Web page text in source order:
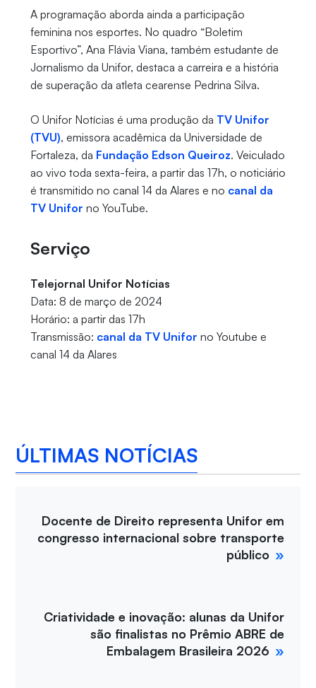
A programação aborda ainda a participação
feminina nos esportes. No quadro “Boletim
Esportivo”, Ana Flávia Viana, também estudante de
Jornalismo da Unifor, destaca a carreira e a história
de superação da atleta cearense Pedrina Silva.
O Unifor Notícias é uma produção da TV Unifor
(TVU), emissora acadêmica da Universidade de
Fortaleza, da Fundação Edson Queiroz. Veiculado
ao vivo toda sexta-feira, a partir das 17h, o noticiário
é transmitido no canal 14 da Alares e no canal da
TV Unifor no YouTube.
Serviço
Telejornal Unifor Notícias
Data: 8 de março de 2024
Horário: a partir das 17h
Transmissão: canal da TV Unifor no Youtube e
canal 14 da Alares
ÚLTIMAS NOTÍCIAS
Docente de Direito representa Unifor em
congresso internacional sobre transporte
público
Criatividade e inovação: alunas da Unifor
são finalistas no Prêmio ABRE de
Embalagem Brasileira 2026